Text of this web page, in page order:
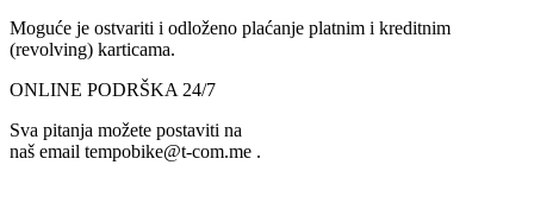
Moguće je ostvariti i odloženo plaćanje platnim i kreditnim
(revolving) karticama.
ONLINE PODRŠKA 24/7
Sva pitanja možete postaviti na
naš email tempobike@t-com.me .